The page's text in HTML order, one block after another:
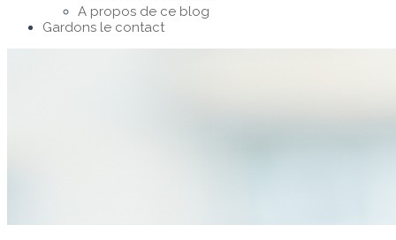
A propos de ce blog
Gardons le contact